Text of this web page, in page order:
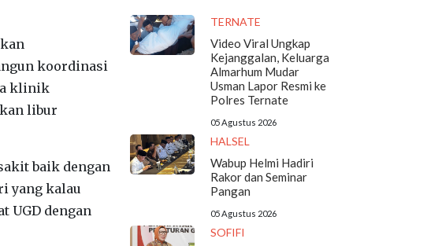
koordinasi
klinik
libur
baik dengan
yang kalau
UGD dengan
TERNATE
Video Viral Ungkap
Kejanggalan, Keluarga
Almarhum Mudar
Usman Lapor Resmi ke
Polres Ternate
05 Agustus 2026
HALSEL
Wabup Helmi Hadiri
Rakor dan Seminar
Pangan
05 Agustus 2026
SOFIFI